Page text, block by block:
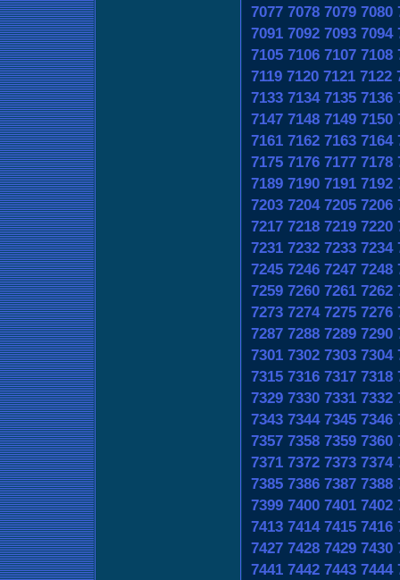
7077 7078 7079 7080
7091 7092 7093 7094
7105 7106 7107 7108
7119 7120 7121 7122
7133 7134 7135 7136
7147 7148 7149 7150
7161 7162 7163 7164
7175 7176 7177 7178
7189 7190 7191 7192
7203 7204 7205 7206
7217 7218 7219 7220
7231 7232 7233 7234
7245 7246 7247 7248
7259 7260 7261 7262
7273 7274 7275 7276
7287 7288 7289 7290
7301 7302 7303 7304
7315 7316 7317 7318
7329 7330 7331 7332
7343 7344 7345 7346
7357 7358 7359 7360
7371 7372 7373 7374
7385 7386 7387 7388
7399 7400 7401 7402
7413 7414 7415 7416
7427 7428 7429 7430
7441 7442 7443 7444